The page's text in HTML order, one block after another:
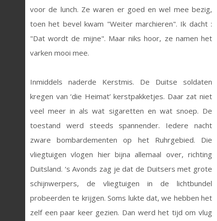
voor de lunch. Ze waren er goed en wel mee bezig,
toen het bevel kwam "Weiter marchieren". Ik dacht :
"Dat wordt de mijne". Maar niks hoor, ze namen het
varken mooi mee.
Inmiddels naderde Kerstmis. De Duitse soldaten
kregen van ‘die Heimat’ kerstpakketjes. Daar zat niet
veel meer in als wat sigaretten en wat snoep. De
toestand werd steeds spannender. Iedere nacht
zware bombardementen op het Ruhrgebied. Die
vliegtuigen vlogen hier bijna allemaal over, richting
Duitsland. ‘s Avonds zag je dat de Duitsers met grote
schijnwerpers, de vliegtuigen in de lichtbundel
probeerden te krijgen. Soms lukte dat, we hebben het
zelf een paar keer gezien. Dan werd het tijd om vlug